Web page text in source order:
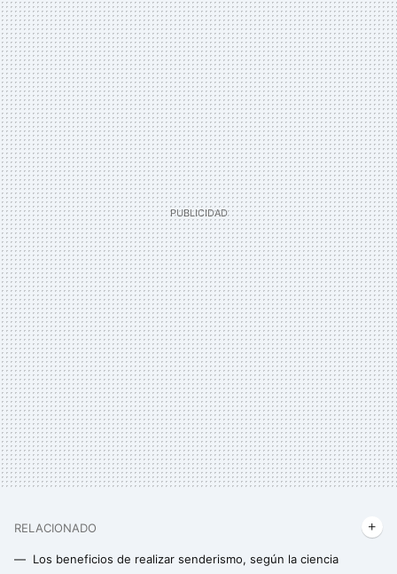
RELACIONADO
Los beneficios de realizar senderismo, según la ciencia